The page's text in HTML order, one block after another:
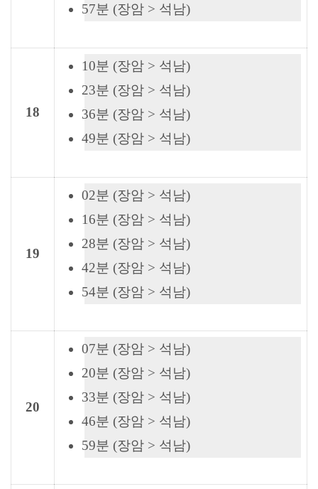
57분 (장암 > 석남)
18
10분 (장암 > 석남)
23분 (장암 > 석남)
36분 (장암 > 석남)
49분 (장암 > 석남)
19
02분 (장암 > 석남)
16분 (장암 > 석남)
28분 (장암 > 석남)
42분 (장암 > 석남)
54분 (장암 > 석남)
20
07분 (장암 > 석남)
20분 (장암 > 석남)
33분 (장암 > 석남)
46분 (장암 > 석남)
59분 (장암 > 석남)